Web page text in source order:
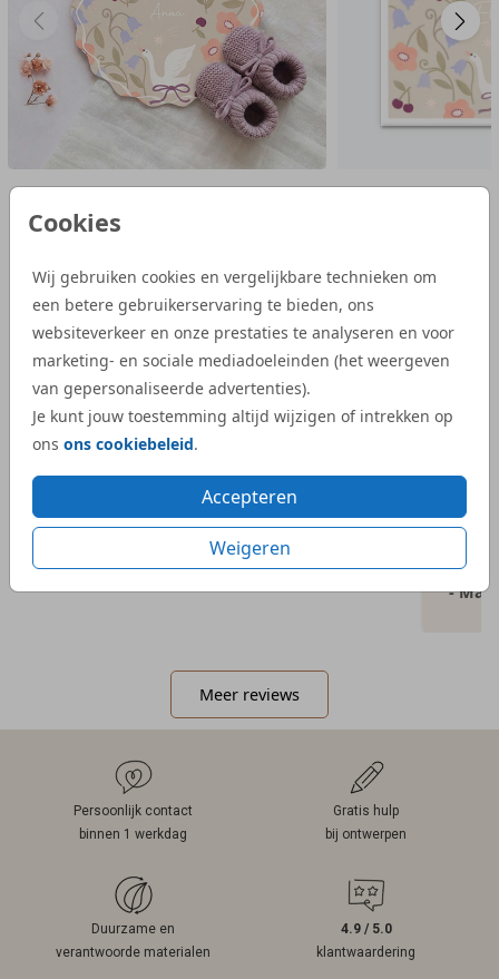
Cookies
Wij gebruiken cookies en vergelijkbare technieken om
een betere gebruikerservaring te bieden, ons
websiteverkeer en onze prestaties te analyseren en voor
marketing- en sociale mediadoeleinden (het weergeven
van gepersonaliseerde advertenties).
Je kunt jouw toestemming altijd wijzigen of intrekken op
ons ons cookiebeleid.
Accepteren
Weigeren
“Wij zijn heel tevreden met de service van
Studio Dijs. We waren op zoek naar een
iets bijzonderder kaartje, en bij Studio Dijs
vonden we precies wat we zochten. Zowel
de proefdruk als de daadwerkelijke
veel
-
Meer reviews
Persoonlijk contact
binnen 1 werkdag
Gratis hulp
bij ontwerpen
Duurzame en
verantwoorde materialen
4.9 / 5.0
klantwaardering